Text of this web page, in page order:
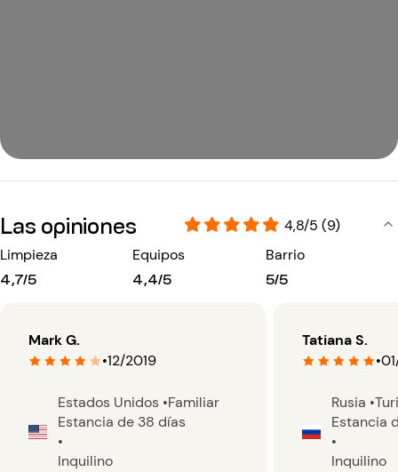
Las opiniones
4,8/5 (9)
Limpieza
4,7/5
Equipos
4,4/5
Barrio
5/5
Mark G.
•12/2019
Estados Unidos •Familiar
Estancia de 38 días
•
Inquilino
Tatiana S.
•
Rusia •
Estancia
•
Inquilino